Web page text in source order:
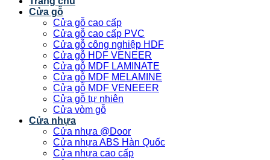
Cửa gỗ
Cửa gỗ cao cấp
Cửa gỗ cao cấp PVC
Cửa gỗ công nghiệp HDF
Cửa gỗ HDF VENEER
Cửa gỗ MDF LAMINATE
Cửa gỗ MDF MELAMINE
Cửa gỗ MDF VENEEER
Cửa gỗ tự nhiên
Cửa vòm gỗ
Cửa nhựa
Cửa nhựa @Door
Cửa nhựa ABS Hàn Quốc
Cửa nhựa cao cấp